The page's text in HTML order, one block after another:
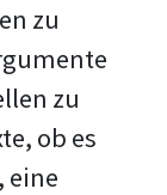
zu
zu
ob es
eine